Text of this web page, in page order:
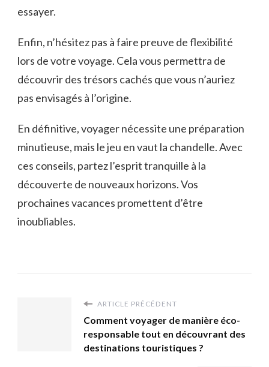
essayer.
Enfin, n’hésitez pas à faire preuve de flexibilité
lors de votre voyage. Cela vous permettra de
découvrir des trésors cachés que vous n’auriez
pas envisagés à l’origine.
En définitive, voyager nécessite une préparation
minutieuse, mais le jeu en vaut la chandelle. Avec
ces conseils, partez l’esprit tranquille à la
découverte de nouveaux horizons. Vos
prochaines vacances promettent d’être
inoubliables.
ARTICLE PRÉCÉDENT
Comment voyager de manière éco-
responsable tout en découvrant des
destinations touristiques ?